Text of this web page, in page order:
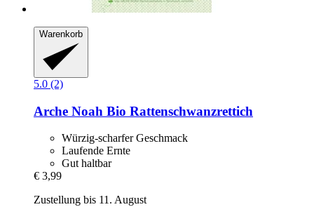
Warenkorb
5.0 (2)
Arche Noah Bio Rattenschwanzrettich
Würzig-scharfer Geschmack
Laufende Ernte
Gut haltbar
€ 3,99
Zustellung bis 11. August